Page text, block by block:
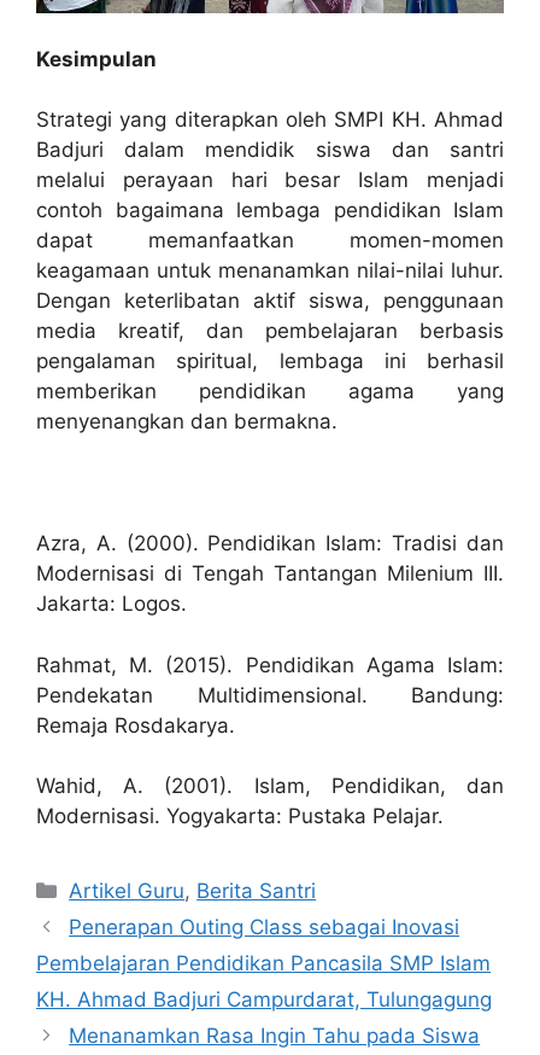
Kesimpulan
Strategi yang diterapkan oleh SMPI KH. Ahmad
Badjuri dalam mendidik siswa dan santri
melalui perayaan hari besar Islam menjadi
contoh bagaimana lembaga pendidikan Islam
dapat memanfaatkan momen-momen
keagamaan untuk menanamkan nilai-nilai luhur.
Dengan keterlibatan aktif siswa, penggunaan
media kreatif, dan pembelajaran berbasis
pengalaman spiritual, lembaga ini berhasil
memberikan pendidikan agama yang
menyenangkan dan bermakna.
Azra, A. (2000). Pendidikan Islam: Tradisi dan
Modernisasi di Tengah Tantangan Milenium III.
Jakarta: Logos.
Rahmat, M. (2015). Pendidikan Agama Islam:
Pendekatan Multidimensional. Bandung:
Remaja Rosdakarya.
Wahid, A. (2001). Islam, Pendidikan, dan
Modernisasi. Yogyakarta: Pustaka Pelajar.
Artikel Guru, Berita Santri
Penerapan Outing Class sebagai Inovasi
Pembelajaran Pendidikan Pancasila SMP Islam
KH. Ahmad Badjuri Campurdarat, Tulungagung
Menanamkan Rasa Ingin Tahu pada Siswa